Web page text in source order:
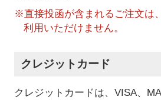
※直接投函が含まれるご注文は
利用いただけません。
クレジットカード
クレジットカードは、VISA、